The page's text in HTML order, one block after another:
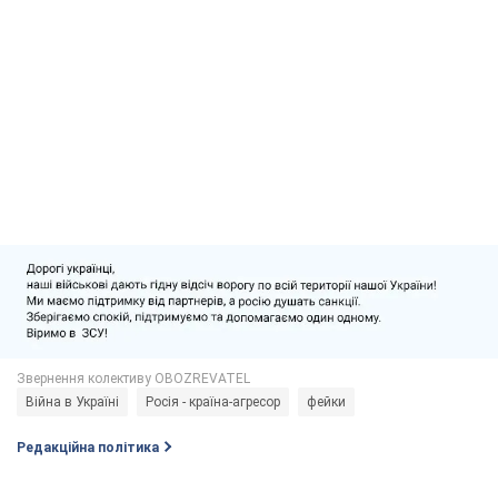
Війна в Україні Росія - країна-агресор фейки
Редакційна політика